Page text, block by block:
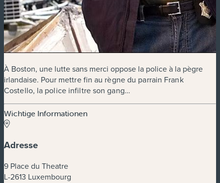
À Boston, une lutte sans merci oppose la police à la pègre
irlandaise. Pour mettre fin au règne du parrain Frank
Costello, la police infiltre son gang…
Wichtige Informationen
Adresse
9 Place du Theatre
L-2613 Luxembourg